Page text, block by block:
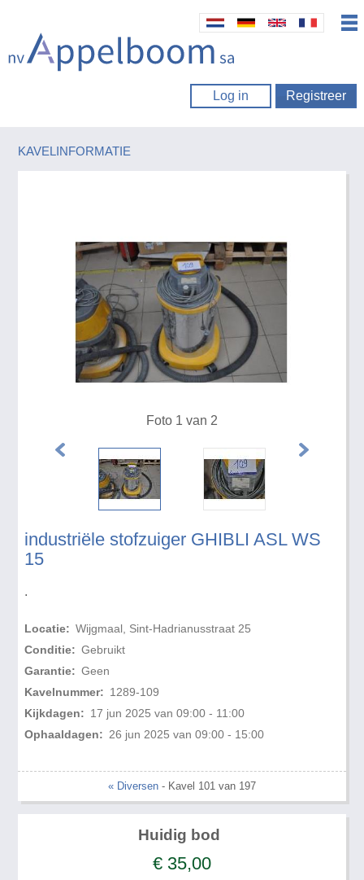
Log in Registreer
KAVELINFORMATIE
industriële stofzuiger GHIBLI ASL WS
15
.
Locatie: Wijgmaal, Sint-Hadrianusstraat 25
Conditie: Gebruikt
Garantie: Geen
Kavelnummer: 1289-109
Kijkdagen: 17 jun 2025 van 09:00 - 11:00
Ophaaldagen: 26 jun 2025 van 09:00 - 15:00
Foto 1 van 2
« Diversen - Kavel 101 van 197
Huidig bod
€ 35,00